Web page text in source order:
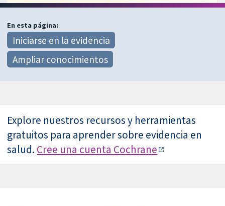
En esta página:
Iniciarse en la evidencia
Ampliar conocimientos
Explore nuestros recursos y herramientas
gratuitos para aprender sobre evidencia en
salud. Cree una cuenta Cochrane